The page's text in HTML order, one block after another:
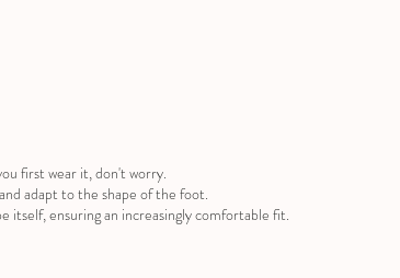
first wear it, don't worry.
adapt to the shape of the foot.
itself, ensuring an increasingly comfortable fit.